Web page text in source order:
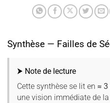
Synthèse — Failles de
⮞ Note de lecture
Cette synthèse se lit en ≈ 3
une vision immédiate de